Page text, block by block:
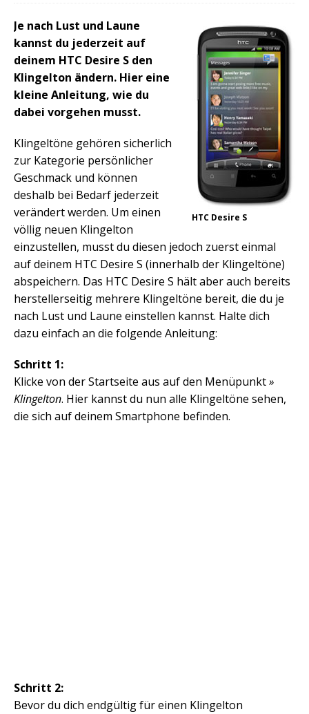
HTC Desire S
Je nach Lust und Laune
kannst du jederzeit auf
deinem HTC Desire S den
Klingelton ändern. Hier eine
kleine Anleitung, wie du
dabei vorgehen musst.
Klingeltöne gehören sicherlich
zur Kategorie persönlicher
Geschmack und können
deshalb bei Bedarf jederzeit
verändert werden. Um einen
völlig neuen Klingelton
einzustellen, musst du diesen jedoch zuerst einmal
auf deinem HTC Desire S (innerhalb der Klingeltöne)
abspeichern. Das HTC Desire S hält aber auch bereits
herstellerseitig mehrere Klingeltöne bereit, die du je
nach Lust und Laune einstellen kannst. Halte dich
dazu einfach an die folgende Anleitung:
Schritt 1:
Klicke von der Startseite aus auf den Menüpunkt»
Klingelton. Hier kannst du nun alle Klingeltöne sehen,
die sich auf deinem Smartphone befinden.
Schritt 2:
Bevor du dich endgültig für einen Klingelton